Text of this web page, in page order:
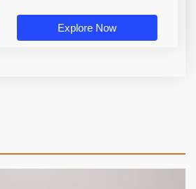
Explore Now